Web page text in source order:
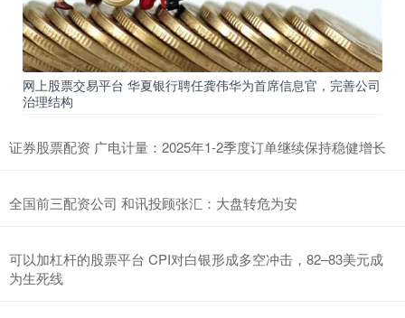
网上股票交易平台 华夏银行聘任龚伟华为首席信息官，完善公司
治理结构
证券股票配资 广电计量：2025年1-2季度订单继续保持稳健增长
全国前三配资公司 和讯投顾张汇：大盘转危为安
可以加杠杆的股票平台 CPI对白银形成多空冲击，82–83美元成
为生死线